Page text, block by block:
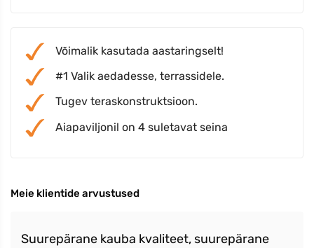
Võimalik kasutada aastaringselt!
#1 Valik aedadesse, terrassidele.
Tugev teraskonstruktsioon.
Aiapaviljonil on 4 suletavat seina
Meie klientide arvustused
Suurepärane kauba kvaliteet, suurepärane